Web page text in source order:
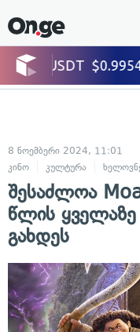
8 ნოემბერი 2024, 11:01
კინო
კულტურა
შესაძლოა
წლის
გახდეს